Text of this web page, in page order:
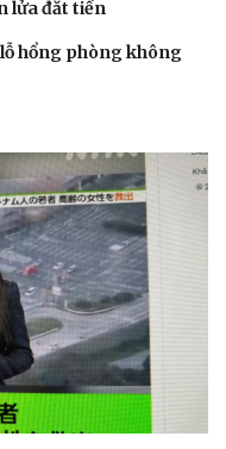
nghệ
điệu
Công nghệ
nghiệm
đổi số
lửa đắt tiền
hổng phòng không